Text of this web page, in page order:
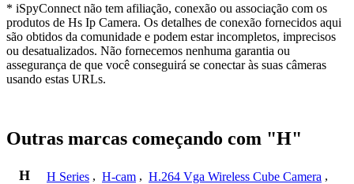
* iSpyConnect não tem afiliação, conexão ou associação com os
produtos de Hs Ip Camera. Os detalhes de conexão fornecidos aqui
são obtidos da comunidade e podem estar incompletos, imprecisos
ou desatualizados. Não fornecemos nenhuma garantia ou
assegurança de que você conseguirá se conectar às suas câmeras
usando estas URLs.
Outras marcas começando com "H"
H H Series , H-cam , H.264 Vga Wireless Cube Camera ,